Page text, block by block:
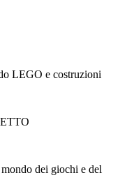
LEGO e costruzioni
dei giochi e del